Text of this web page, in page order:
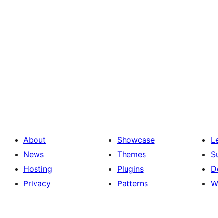
About
News
Hosting
Privacy
Showcase
Themes
Plugins
Patterns